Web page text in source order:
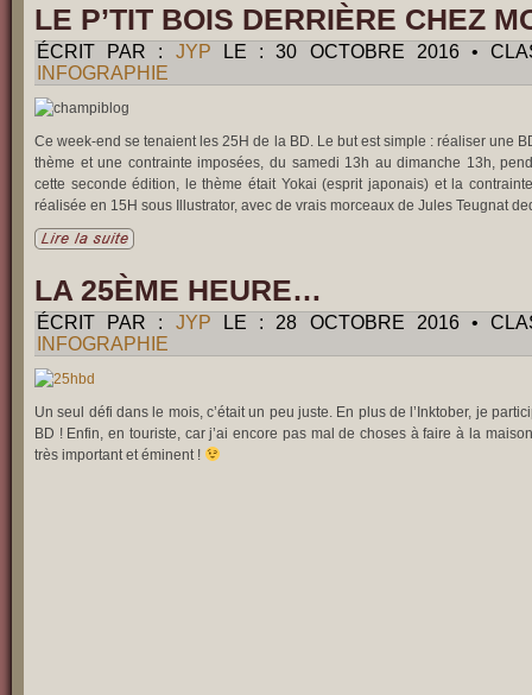
LE P’TIT BOIS DERRIÈRE CHEZ
ÉCRIT PAR : JYP LE : 30 OCTOBRE 2016 •
INFOGRAPHIE
Ce week-end se tenaient les 25H de la BD. Le but est simple : réaliser une
thème et une contrainte imposées, du samedi 13h au dimanche 13h,
cette seconde édition, le thème était Yokai (esprit japonais) et la
réalisée en 15H sous Illustrator, avec de vrais morceaux de Jules Teugnat
LA 25ÈME HEURE…
ÉCRIT PAR : JYP LE : 28 OCTOBRE 2016 •
INFOGRAPHIE
Un seul défi dans le mois, c’était un peu juste. En plus de l’Inktober, je
BD ! Enfin, en touriste, car j’ai encore pas mal de choses à faire à la
très important et éminent !